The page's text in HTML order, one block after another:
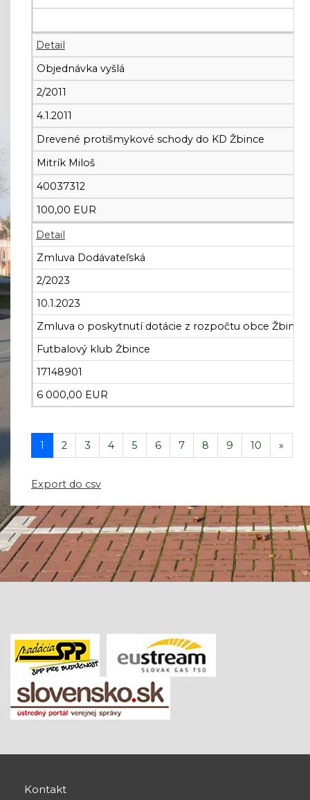
Detail
Objednávka vyšlá
2/2011
4.1.2011
Drevené protišmykové schody do KD Žbince
Mitrík Miloš
40037312
100,00 EUR
Detail
Zmluva Dodávateľská
2/2023
10.1.2023
Zmluva o poskytnutí dotácie z rozpočtu obce Žbince
Futbalový klub Žbince
17148901
6 000,00 EUR
1 2 3 4 5 6 7 8 9 10 »
Export do csv
Kontakt